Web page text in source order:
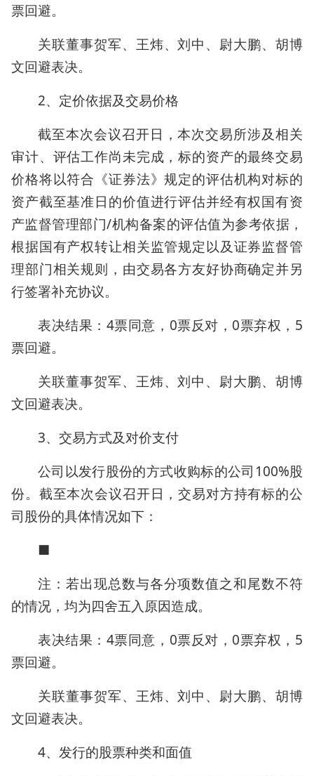
票回避。
关联董事贺军、王炜、刘中、尉大鹏、胡博
文回避表决。
2、定价依据及交易价格
截至本次会议召开日，本次交易所涉及相关
审计、评估工作尚未完成，标的资产的最终交易
价格将以符合《证券法》规定的评估机构对标的
资产截至基准日的价值进行评估并经有权国有资
产监督管理部门/机构备案的评估值为参考依据，
根据国有产权转让相关监管规定以及证券监督管
理部门相关规则，由交易各方友好协商确定并另
行签署补充协议。
表决结果：4票同意，0票反对，0票弃权，5
票回避。
关联董事贺军、王炜、刘中、尉大鹏、胡博
文回避表决。
3、交易方式及对价支付
公司以发行股份的方式收购标的公司100%股
份。截至本次会议召开日，交易对方持有标的公
司股份的具体情况如下：
■
注：若出现总数与各分项数值之和尾数不符
的情况，均为四舍五入原因造成。
表决结果：4票同意，0票反对，0票弃权，5
票回避。
关联董事贺军、王炜、刘中、尉大鹏、胡博
文回避表决。
4、发行的股票种类和面值